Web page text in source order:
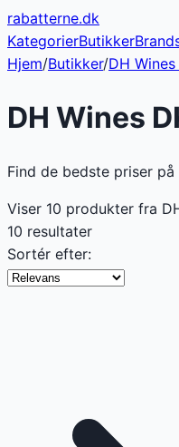
rabatterne.dk
KategorierButikker
Hjem/Butikker/DH Wines
DH Wines
Find de bedste priser
Viser 10 produkter fra
10 resultater
Sortér efter: